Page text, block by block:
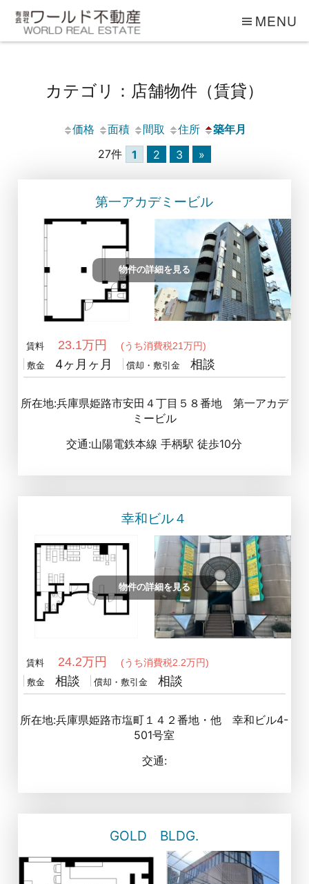
MENU
カテゴリ：店舗物件（賃貸）
価格 面積 間取 住所
築年月
27件
1 2 3 »
第一アカデミービル
物件の詳細を見る
賃料 23.1万円 (うち消費税21万円)
敷金 4ヶ月ヶ月 償却・敷引金 相談
所在地:兵庫県姫路市安田４丁目５８番地 第一アカデ
ミービル
交通:山陽電鉄本線 手柄駅 徒歩10分
幸和ビル４
物件の詳細を見る
賃料 24.2万円 (うち消費税2.2万円)
敷金 相談 償却・敷引金 相談
所在地:兵庫県姫路市塩町１４２番地・他 幸和ビル4-
501号室
交通:
GOLD BLDG.